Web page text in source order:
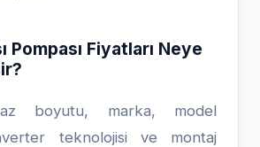
Pompası Fiyatları Neye
boyutu, marka, model
teknolojisi ve montaj